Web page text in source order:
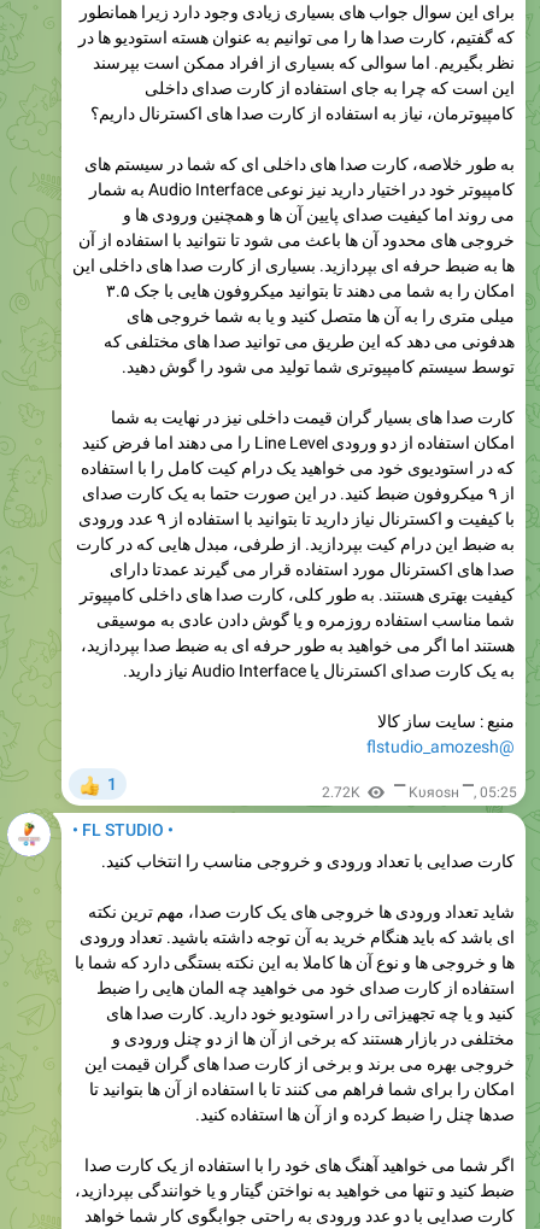
برای این سوال جواب های بسیاری زیادی وجود دارد زیرا همانطور
که گفتیم، کارت صدا ها را می توانیم به عنوان هسته استودیو ها در
نظر بگیریم. اما سوالی که بسیاری از افراد ممکن است بپرسند
این است که چرا به جای استفاده از کارت صدای داخلی
کامپیوترمان، نیاز به استفاده از کارت صدا های اکسترنال داریم؟
به طور خلاصه، کارت صدا های داخلی ای که شما در سیستم های
کامپیوتر خود در اختیار دارید نیز نوعی Audio Interface به شمار
می روند اما کیفیت صدای پایین آن ها و همچنین ورودی ها و
خروجی های محدود آن ها باعث می شود تا نتوانید با استفاده از آن
ها به ضبط حرفه ای بپردازید. بسیاری از کارت صدا های داخلی این
امکان را به شما می دهند تا بتوانید میکروفون هایی با جک ۳.۵
میلی متری را به آن ها متصل کنید و یا به شما خروجی های
هدفونی می دهد که این طریق می توانید صدا های مختلفی که
توسط سیستم کامپیوتری شما تولید می شود را گوش دهید.
کارت صدا های بسیار گران قیمت داخلی نیز در نهایت به شما
امکان استفاده از دو ورودی Line Level را می دهند اما فرض کنید
که در استودیوی خود می خواهید یک درام کیت کامل را با استفاده
از ۹ میکروفون ضبط کنید. در این صورت حتما به یک کارت صدای
با کیفیت و اکسترنال نیاز دارید تا بتوانید با استفاده از ۹ عدد ورودی
به ضبط این درام کیت بپردازید. از طرفی، مبدل هایی که در کارت
صدا های اکسترنال مورد استفاده قرار می گیرند عمدتا دارای
کیفیت بهتری هستند. به طور کلی، کارت صدا های داخلی کامپیوتر
شما مناسب استفاده روزمره و یا گوش دادن عادی به موسیقی
هستند اما اگر می خواهید به طور حرفه ای به ضبط صدا بپردازید،
به یک کارت صدای اکسترنال یا Audio Interface نیاز دارید.
منبع : سایت ساز کالا
@flstudio_amozesh
1 2.72K ▔ Kυяosн ▔, 05:25
• FL STUDIO •
کارت صدایی با تعداد ورودی و خروجی مناسب را انتخاب کنید.
شاید تعداد ورودی ها خروجی های یک کارت صدا، مهم ترین نکته
ای باشد که باید هنگام خرید به آن توجه داشته باشید. تعداد ورودی
ها و خروجی ها و نوع آن ها کاملا به این نکته بستگی دارد که شما با
استفاده از کارت صدای خود می خواهید چه المان هایی را ضبط
کنید و یا چه تجهیزاتی را در استودیو خود دارید. کارت صدا های
مختلفی در بازار هستند که برخی از آن ها از دو چنل ورودی و
خروجی بهره می برند و برخی از کارت صدا های گران قیمت این
امکان را برای شما فراهم می کنند تا با استفاده از آن ها بتوانید تا
صدها چنل را ضبط کرده و از آن ها استفاده کنید.
اگر شما می خواهید آهنگ های خود را با استفاده از یک کارت صدا
ضبط کنید و تنها می خواهید به نواختن گیتار و یا خوانندگی بپردازید،
کارت صدایی با دو عدد ورودی به راحتی جوابگوی کار شما خواهد